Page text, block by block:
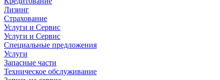
Лизинг
Страхование
Услуги и Сервис
Услуги и Сервис
Специальные предложения
Услуги
Запасные части
Техническое обслуживание